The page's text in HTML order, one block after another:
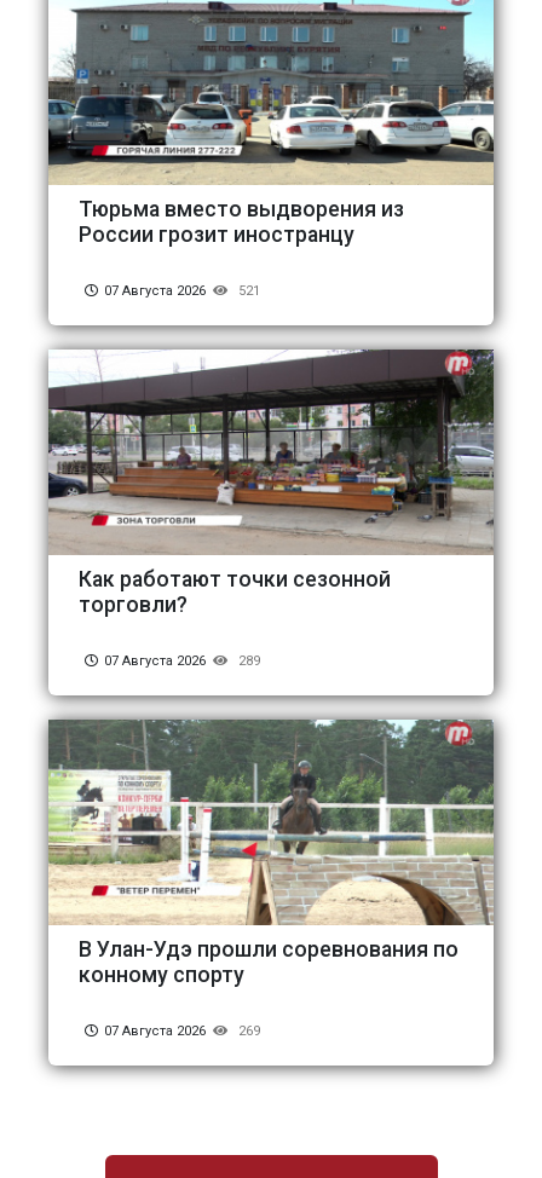
Тюрьма вместо выдворения из
России грозит иностранцу
07 Августа 2026 521
Как работают точки сезонной
торговли?
07 Августа 2026 289
В Улан-Удэ прошли соревнования по
конному спорту
07 Августа 2026 269